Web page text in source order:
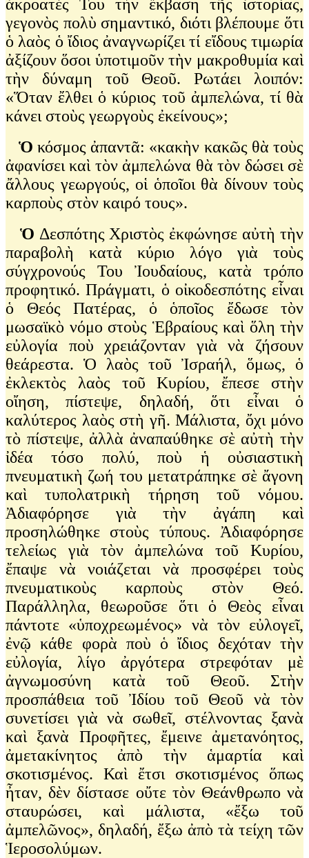
ἀκροατές Του τὴν ἔκβαση τῆς ἱστορίας,
γεγονὸς πολὺ σημαντικό, διότι βλέπουμε ὅτι
ὁ λαὸς ὁ ἴδιος ἀναγνωρίζει τί εἴδους τιμωρία
ἀξίζουν ὅσοι ὑποτιμοῦν τὴν μακροθυμία καὶ
τὴν δύναμη τοῦ Θεοῦ. Ρωτάει λοιπόν:
«Ὅταν ἔλθει ὁ κύριος τοῦ ἀμπελώνα, τί θὰ
κάνει στοὺς γεωργοὺς ἐκείνους»;
Ὁ κόσμος ἀπαντᾶ: «κακὴν κακῶς θὰ τοὺς
ἀφανίσει καὶ τὸν ἀμπελώνα θὰ τὸν δώσει σὲ
ἄλλους γεωργούς, οἱ ὁποῖοι θὰ δίνουν τοὺς
καρποὺς στὸν καιρό τους».
Ὁ Δεσπότης Χριστὸς ἐκφώνησε αὐτὴ τὴν
παραβολὴ κατὰ κύριο λόγο γιὰ τοὺς
σύγχρονούς Του Ἰουδαίους, κατὰ τρόπο
προφητικό. Πράγματι, ὁ οἰκοδεσπότης εἶναι
ὁ Θεός Πατέρας, ὁ ὁποῖος ἔδωσε τὸν
μωσαϊκὸ νόμο στοὺς Ἑβραίους καὶ ὅλη τὴν
εὐλογία ποὺ χρειάζονταν γιὰ νὰ ζήσουν
θεάρεστα. Ὁ λαὸς τοῦ Ἰσραήλ, ὅμως, ὁ
ἐκλεκτὸς λαὸς τοῦ Κυρίου, ἔπεσε στὴν
οἴηση, πίστεψε, δηλαδή, ὅτι εἶναι ὁ
καλύτερος λαὸς στὴ γῆ. Μάλιστα, ὄχι μόνο
τὸ πίστεψε, ἀλλὰ ἀναπαύθηκε σὲ αὐτὴ τὴν
ἰδέα τόσο πολύ, ποὺ ἡ οὐσιαστικὴ
πνευματικὴ ζωή του μετατράπηκε σὲ ἄγονη
καὶ τυπολατρικὴ τήρηση τοῦ νόμου.
Ἀδιαφόρησε γιὰ τὴν ἀγάπη καὶ
προσηλώθηκε στοὺς τύπους. Ἀδιαφόρησε
τελείως γιὰ τὸν ἀμπελώνα τοῦ Κυρίου,
ἔπαψε νὰ νοιάζεται νὰ προσφέρει τοὺς
πνευματικοὺς καρποὺς στὸν Θεό.
Παράλληλα, θεωροῦσε ὅτι ὁ Θεὸς εἶναι
πάντοτε «ὑποχρεωμένος» νὰ τὸν εὐλογεῖ,
ἐνῷ κάθε φορὰ ποὺ ὁ ἴδιος δεχόταν τὴν
εὐλογία, λίγο ἀργότερα στρεφόταν μὲ
ἀγνωμοσύνη κατὰ τοῦ Θεοῦ. Στὴν
προσπάθεια τοῦ Ἰδίου τοῦ Θεοῦ νὰ τὸν
συνετίσει γιὰ νὰ σωθεῖ, στέλνοντας ξανὰ
καὶ ξανὰ Προφῆτες, ἔμεινε ἀμετανόητος,
ἀμετακίνητος ἀπὸ τὴν ἁμαρτία καὶ
σκοτισμένος. Καὶ ἔτσι σκοτισμένος ὅπως
ἦταν, δὲν δίστασε οὔτε τὸν Θεάνθρωπο νὰ
σταυρώσει, καὶ μάλιστα, «ἔξω τοῦ
ἀμπελῶνος», δηλαδή, ἔξω ἀπὸ τὰ τείχη τῶν
Ἱεροσολύμων.